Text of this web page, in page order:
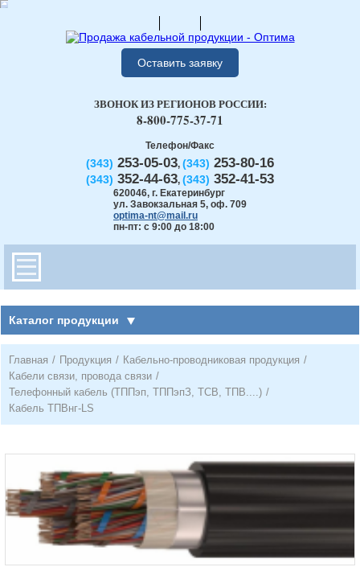
Оставить заявку
Телефон/Факс
(343) 253-05-03, (343) 253-80-16
(343) 352-44-63, (343) 352-41-53
620046, г. Екатеринбург
ул. Завокзальная 5, оф. 709
optima-nt@mail.ru
пн-пт: с 9:00 до 18:00
ЗВОНОК ИЗ РЕГИОНОВ РОССИИ:
8-800-775-37-71
Каталог продукции
Главная / Продукция / Кабельно-проводниковая продукция /
Кабели связи, провода связи /
Телефонный кабель (ТППэп, ТППэпЗ, ТСВ, ТПВ....) /
Кабель ТПВнг-LS